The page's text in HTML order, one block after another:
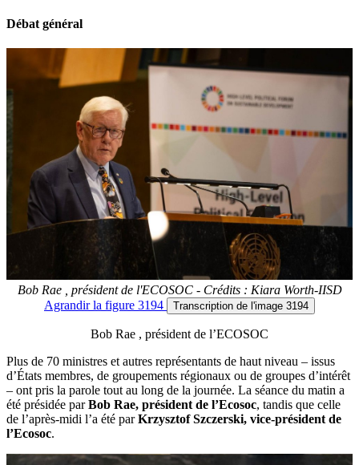
Débat général
Bob Rae , président de l'ECOSOC - Crédits : Kiara Worth-IISD
Agrandirla figure 3194 Transcription de l'image 3194
Bob Rae , président de l’ECOSOC
Plus de 70 ministres et autres représentants de haut niveau – issus
d’États membres, de groupements régionaux ou de groupes d’intérêt
– ont pris la parole tout au long de la journée. La séance du matin a
été présidée parBob Rae, président de l’Ecosoc, tandis que celle
de l’après-midi l’a été parKrzysztof Szczerski, vice-président de
l’Ecosoc.